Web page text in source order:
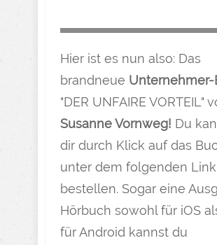
Hier ist es nun also: Das
brandneue Unternehmer-
"DER UNFAIRE VORTEIL"
Susanne Vornweg! Du
dir durch Klick auf das
unter dem folgenden Link
bestellen. Sogar eine
Hörbuch sowohl für iOS
für Android kannst du